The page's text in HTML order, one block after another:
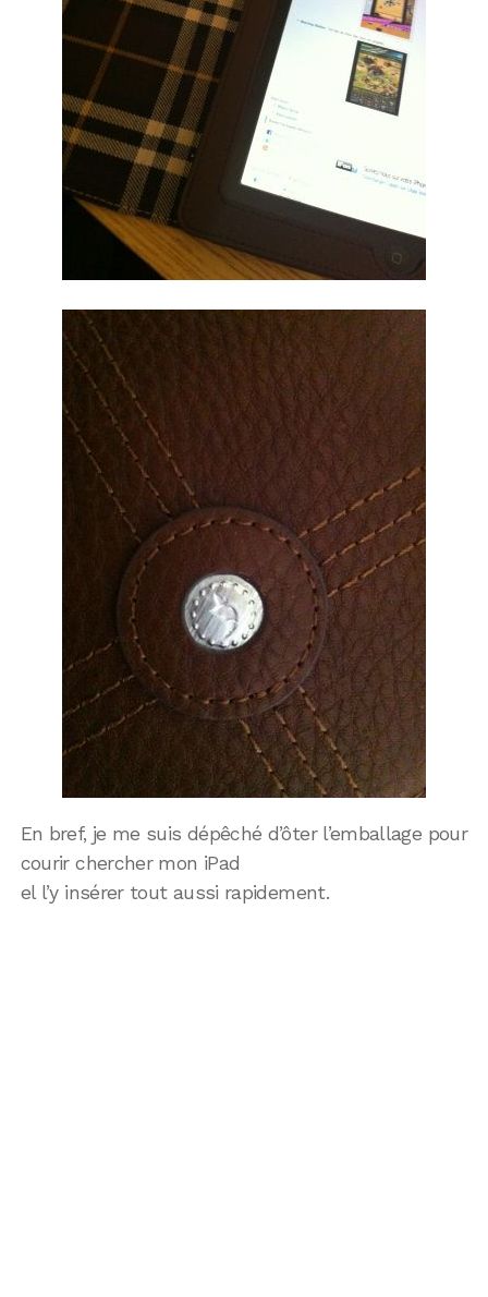
En bref, je me suis dépêché d’ôter l’emballage pour
courir chercher mon iPad
el l’y insérer tout aussi rapidement.